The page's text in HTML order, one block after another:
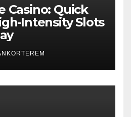
Casino: Quick
Slots